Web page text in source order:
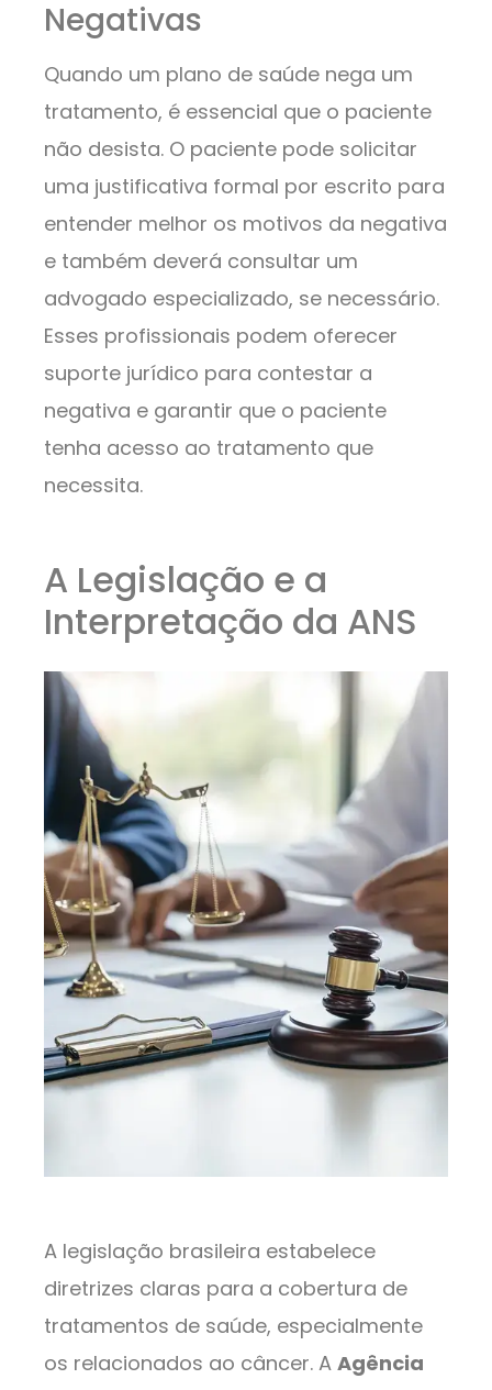
Negativas
Quando um plano de saúde nega um
tratamento, é essencial que o paciente
não desista. O paciente pode solicitar
uma justificativa formal por escrito para
entender melhor os motivos da negativa
e também deverá consultar um
advogado especializado, se necessário.
Esses profissionais podem oferecer
suporte jurídico para contestar a
negativa e garantir que o paciente
tenha acesso ao tratamento que
necessita.
A Legislação e a
Interpretação da ANS
A legislação brasileira estabelece
diretrizes claras para a cobertura de
tratamentos de saúde, especialmente
os relacionados ao câncer. A Agência